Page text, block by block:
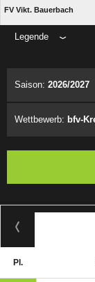
FV Vikt. Bauerbach
Legende
Saison: 2026/2027
Wettbewerb: bfv-
Pl.